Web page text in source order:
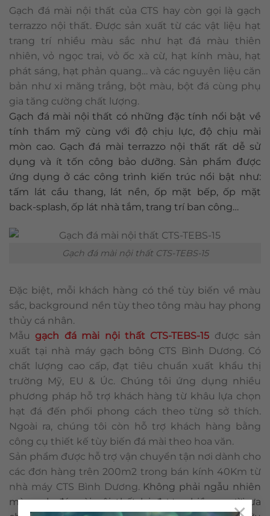
Gạch đá mài nội thất của CTS hay còn gọi là gạch
terrazzo nội thất. Được sản xuất từ các vật liệu hạt
trang trí nhiều màu sắc như hạt đá màu thiên
nhiên, vỏ ngọc trai, vỏ ốc xà cừ, hạt kính màu, hạt
phát sáng, hạt phản quang… và các nguyên liệu căn
bản như xi măng trắng, bột màu, bột đá cùng phụ
gia tăng cường chất lượng.
Gạch đá mài nội thất có những đặc tính nổi bật về
tính thẩm mỹ cùng với độ chịu lực, độ chịu mài
mòn cao. Gạch đá mài terrazzo nội thất rất dễ sử
dụng và ít tốn công bảo dưỡng. Sản phẩm được
ứng dụng ở các công trình kiến trúc nổi bật như:
tấm lát cầu thang, lát nền, ốp mặt bếp, ốp mặt
back-splash, ốp lát nhà tắm, trang trí ban công…
Gạch đá mài nội thất CTS-TEBS-15
Đặc biệt, mỗi khách hàng có thể tùy biến về màu
sắc, background nền tùy theo tông màu hay phong
thủy cá nhân.
Mẫu gạch đá mài nội thất CTS-TEBS-15 được sản
xuất tại nhà máy gạch bông CTS Bình Dương. Có
chất lượng cao cấp, đạt tiêu chuẩn xuất khẩu thị
trường Mỹ, EU & Úc. Chúng tôi ứng dụng nhiều
phương pháp hỗ trợ khách hàng từ khâu lựa chọn
hạt đá đến phối phong cách theo từng sở thích.
Ngoài ra, chúng tôi còn hỗ trợ khách hàng bằng
công cụ thiết kế tùy biến đá mài theo hoa văn.
Sản phẩm được hỗ trợ vận chuyển tận nơi dành cho
các đơn hàng trên 200m2 trong bán kính 40Km từ
nhà máy CTS Bình Dương. Không phải ngẫu nhiên
mà gạch đá mài nội thất lại được nhiều người ưa